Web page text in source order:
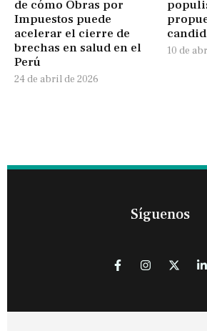
de cómo Obras por
Impuestos puede
acelerar el cierre de
brechas en salud en el
Perú
24 de abril de 2026
10 de
Síguenos